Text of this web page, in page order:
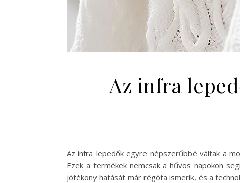
Az infra
Az infra lepedők egyre népszerűbbé váltak a
Ezek a termékek nemcsak a hűvös napokon
jótékony hatását már régóta ismerik, és a